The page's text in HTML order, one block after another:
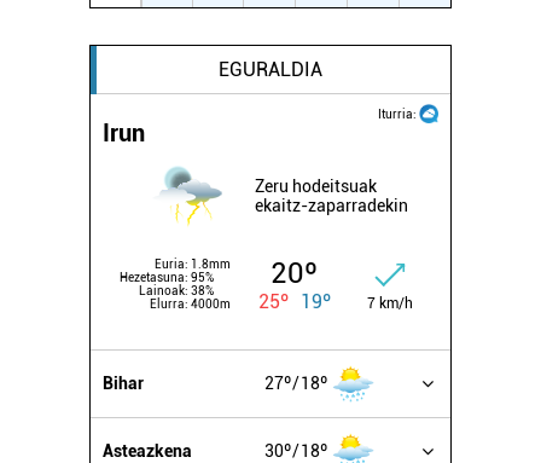
EGURALDIA
Iturria:
Irun
Zeru hodeitsuak
ekaitz-zaparradekin
Euria: 1.8mm
Hezetasuna: 95%
Lainoak: 38%
Elurra: 4000m
20º
25º 19º 7 km/h
Bihar 27º 18º
Asteazkena 30º 18º